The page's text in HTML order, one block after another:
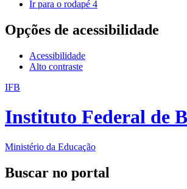
Ir para o rodapé 4
Opções de acessibilidade
Acessibilidade
Alto contraste
IFB
Instituto Federal de
Ministério da Educação
Buscar no portal